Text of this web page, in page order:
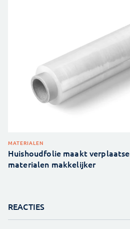
MATERIALEN
Huishoudfolie maakt
materialen makkelijker
REACTIES